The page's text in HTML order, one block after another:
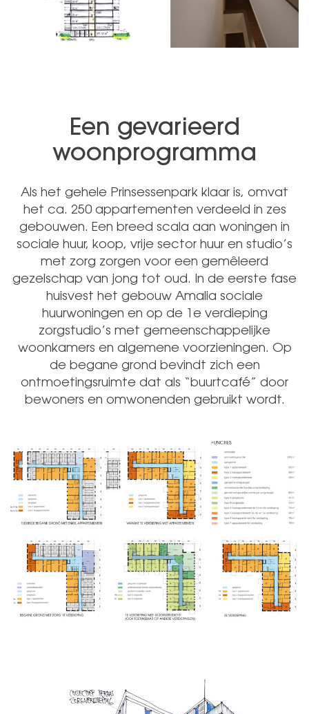
Een gevarieerd
woonprogramma
Als het gehele Prinsessenpark klaar is, omvat
het ca. 250 appartementen verdeeld in zes
gebouwen. Een breed scala aan woningen in
sociale huur, koop, vrije sector huur en studio’s
met zorg zorgen voor een gemêleerd
gezelschap van jong tot oud. In de eerste fase
huisvest het gebouw Amalia sociale
huurwoningen en op de 1e verdieping
zorgstudio’s met gemeenschappelijke
woonkamers en algemene voorzieningen. Op
de begane grond bevindt zich een
ontmoetingsruimte dat als “buurtcafé” door
bewoners en omwonenden gebruikt wordt.